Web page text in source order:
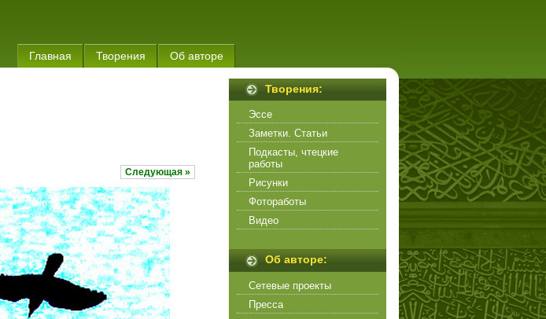
Главная Творения Об авторе
Следующая »
Творения:
Эссе
Заметки. Статьи
Подкасты, чтецкие
работы
Рисунки
Фотоработы
Видео
Об авторе:
Сетевые проекты
Пресса